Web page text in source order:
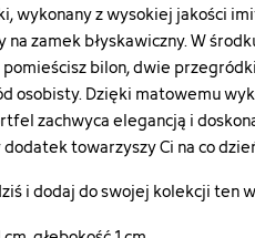
wykonany z wysokiej jakości
zamek błyskawiczny. W
bilon, dwie
osobisty. Dzięki matowemu
zachwyca elegancją i
towarzyszy Ci na co
i dodaj do swojej kolekcji ten